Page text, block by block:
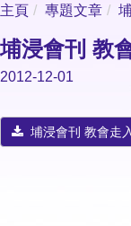
主頁 專題文章
埔浸會刊 教
2012-12-01
埔浸會刊 教會走